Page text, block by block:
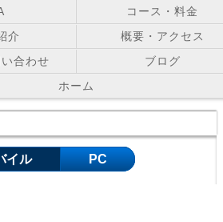
コース・料金
介
概要・アクセス
合わせ
ブログ
ホーム
イル PC